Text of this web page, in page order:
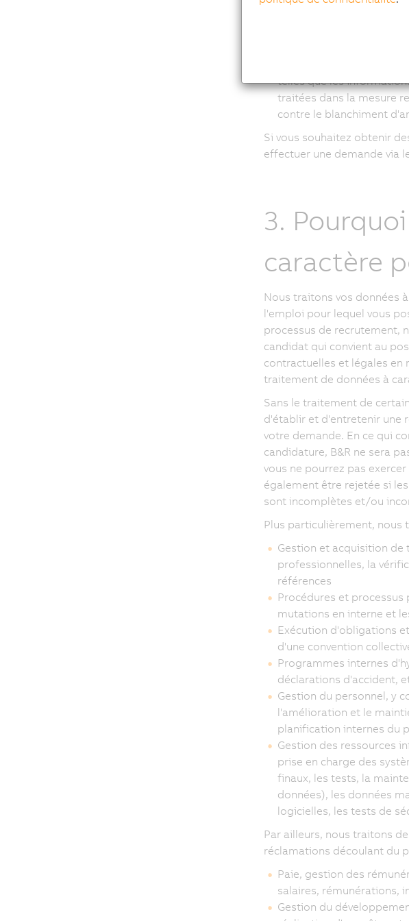
Origine raciale ou
Appartenance syndicale
telles que les
traitées dans la mesure
contre le blanchiment
Si vous souhaitez obtenir
effectuer une demande via
3.
caractère
Nous traitons vos données
l'emploi pour lequel vous
processus de recrutement,
candidat qui convient au
contractuelles et légales
traitement de données à
Sans le traitement de
d'établir et d'entretenir une
votre demande. En ce qui
candidature, B&R ne sera
vous ne pourrez pas
également être rejetée si
sont incomplètes et/ou
Plus particulièrement, nous
Gestion et acquisition
professionnelles, la
références
Procédures et
mutations en interne et
Exécution d'obligations
d'une convention
Programmes internes
déclarations d'accident,
Gestion du personnel, y
l'amélioration et le
planification internes du
Gestion des ressources
prise en charge des
finaux, les tests, la
données), les données
logicielles, les tests de
Par ailleurs, nous traitons
réclamations découlant du
Paie, gestion des
salaires, rémunérations,
Gestion du